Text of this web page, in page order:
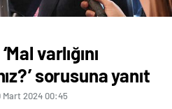
varlığını
sorusuna yanıt
Mart 2024 00:45